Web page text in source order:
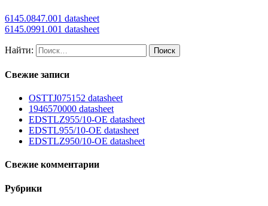
6145.0847.001 datasheet
6145.0991.001 datasheet
Найти:
Свежие записи
OSTTJ075152 datasheet
1946570000 datasheet
EDSTLZ955/10-OE datasheet
EDSTL955/10-OE datasheet
EDSTLZ950/10-OE datasheet
Свежие комментарии
Рубрики